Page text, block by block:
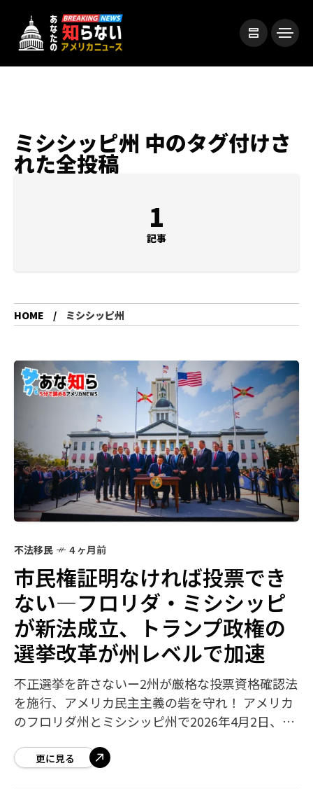
ミシシッピ州 中のタグ付けさ
れた全投稿
1
記事
HOME ミシシッピ州
不法移民 4 ヶ月前
市民権証明なければ投票でき
ない—フロリダ・ミシシッピ
が新法成立、トランプ政権の
選挙改革が州レベルで加速
不正選挙を許さないー2州が厳格な投票資格確認法
を施行、アメリカ民主主義の砦を守れ！ アメリカ
のフロリダ州とミシシッピ州で2026年4月2日、投
ける新法が成立しました。トランプ大
更に見る